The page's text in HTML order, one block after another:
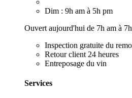
Dim : 9h am à 5h pm
Ouvert aujourd'hui de 7h am à
Inspection gratuite du
Retour client 24 heures
Entreposage du vin
Services